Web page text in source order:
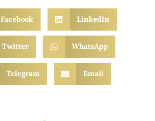
Facebook LinkedIn
Twitter WhatsApp
Telegram Email